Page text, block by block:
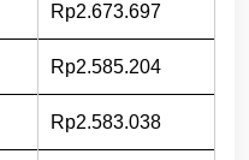
Rp2.673.697
Rp2.585.204
Rp2.583.038